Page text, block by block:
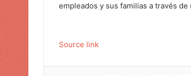
empleados y sus familias a través
Source link